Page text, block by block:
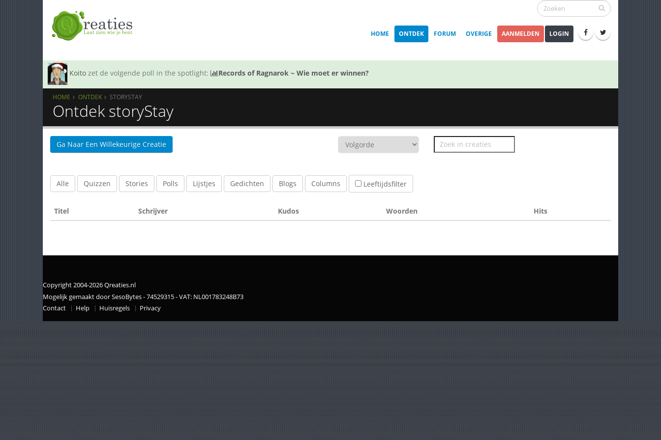
HOME ONTDEK FORUM OVERIGE AANMELDEN LOGIN
Koito zet de volgende poll in the spotlight: Records of Ragnarok ~ Wie moet er winnen?
HOME ONTDEK STORYSTAY
Ontdek storyStay
Ga Naar Een Willekeurige Creatie
Alle Quizzen Stories Polls Lijstjes Gedichten Blogs Columns Leeftijdsfilter
Titel Schrijver Kudos Woorden Hits
Copyright 2004-2026 Qreaties.nl
Mogelijk gemaakt door SesoBytes - 74529315 - VAT: NL001783248B73
Contact
Help Huisregels Privacy